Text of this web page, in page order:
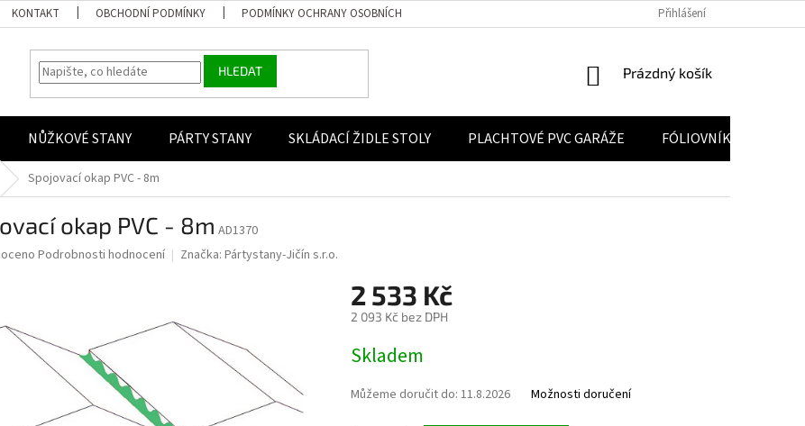
KONTAKT OBCHODNÍ PODMÍNKY PODMÍNKY OCHRANY OSOBNÍCH ÚDAJŮ POUČENÍ O PRÁVU NA ODSTOUPENÍ OD SMLOUVY
Přihlášení
HLEDAT NÁKUPNÍ KOŠÍK
Prázdný košík
NŮŽKOVÉ STANY PÁRTY STANY SKLÁDACÍ ŽIDLE STOLY PLACHTOVÉ PVC GARÁŽE FÓLIOVNÍKY
Spojovací okap PVC - 8m
okap PVC - 8m AD1370
hodnocení produktu je 0,0 z 5 hvězdiček.
Podrobnosti hodnocení Značka: Pártystany-Jičín s.r.o.
2 533 Kč
2 093 Kč bez DPH
Skladem
Můžeme doručit do: 11.8.2026 Možnosti doručení